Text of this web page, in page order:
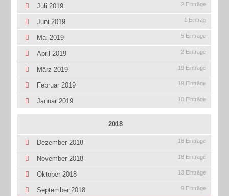
Juli 2019 2 Einträge
Juni 2019 1 Eintrag
Mai 2019 5 Einträge
April 2019 2 Einträge
März 2019 19 Einträge
Februar 2019 19 Einträge
Januar 2019 10 Einträge
2018
Dezember 2018 16 Einträge
November 2018 18 Einträge
Oktober 2018 13 Einträge
September 2018 9 Einträge